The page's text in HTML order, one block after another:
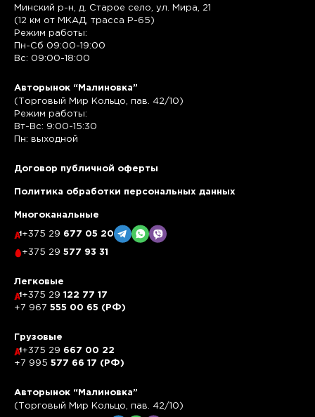
Минский р-н, д. Старое село, ул. Мира, 21
(12 км от МКАД, трасса P-65)
Режим работы:
Пн-Сб 09:00-19:00
Вс: 09:00-18:00
Авторынок “Малиновка”
(Торговый Мир Кольцо, пав. 42/10)
Режим работы:
Вт-Вс: 9:00-15:30
Пн: выходной
Договор публичной оферты
Политика обработки персональных данных
Многоканальные
+375 29 677 05 20
+375 29 577 93 31
Легковые
+375 29 122 77 17
+7 967 555 00 65 (РФ)
Грузовые
+375 29 667 00 22
+7 995 577 66 17 (РФ)
Авторынок “Малиновка”
(Торговый Мир Кольцо, пав. 42/10)